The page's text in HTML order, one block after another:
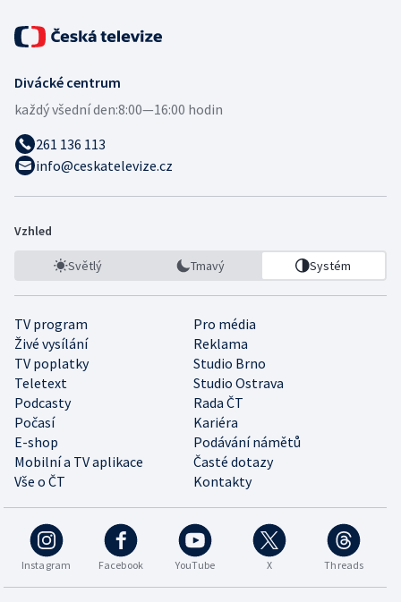
Divácké centrum
každý všední den:8:00—16:00 hodin
261 136 113
info@ceskatelevize.cz
Vzhled
Světlý Tmavý Systém
TV program
Pro média
Živé vysílání
Reklama
TV poplatky
Studio Brno
Teletext
Studio Ostrava
Podcasty
Rada ČT
Počasí
Kariéra
E-shop
Podávání námětů
Mobilní a TV aplikace
Časté dotazy
Vše o ČT
Kontakty
Instagram Facebook YouTube X Threads